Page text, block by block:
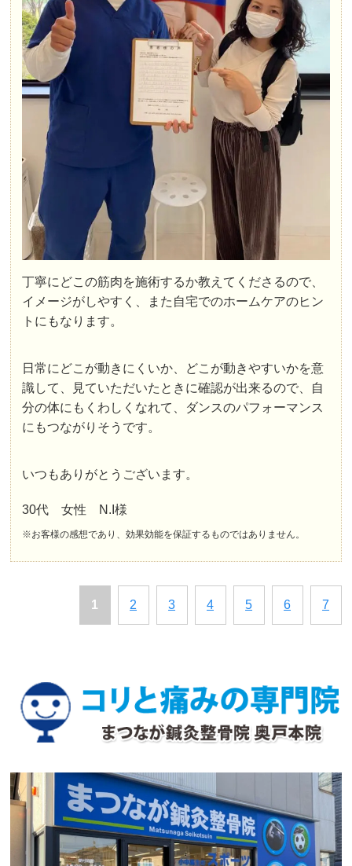
丁寧にどこの筋肉を施術するか教えてくださるので、
イメージがしやすく、また自宅でのホームケアのヒン
トにもなります。
日常にどこが動きにくいか、どこが動きやすいかを意
識して、見ていただいたときに確認が出来るので、自
分の体にもくわしくなれて、ダンスのパフォーマンス
にもつながりそうです。
いつもありがとうございます。
30代 女性 N.I様
※お客様の感想であり、効果効能を保証するものではありません。
1 2 3 4 5 6 7